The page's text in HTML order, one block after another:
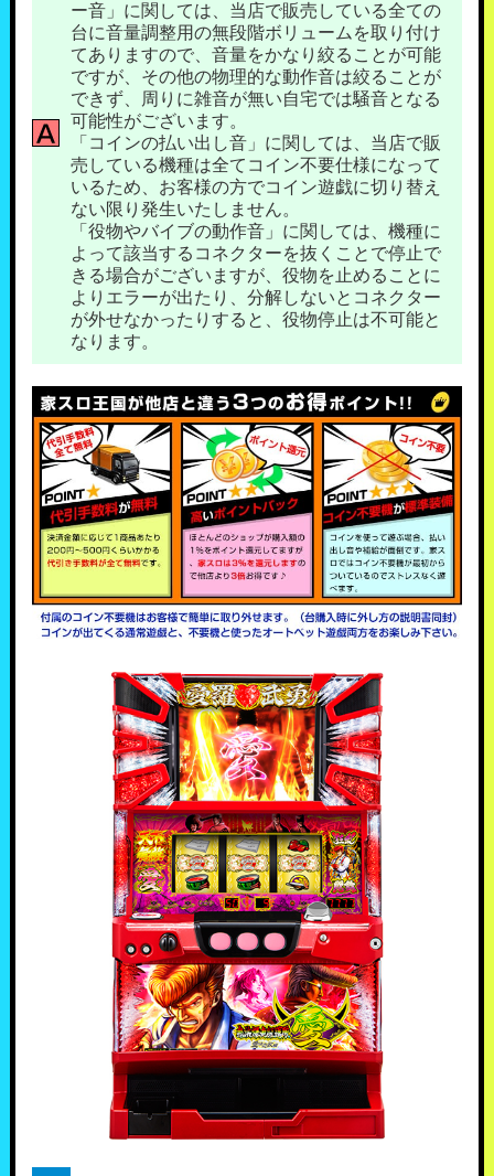
ー音」に関しては、当店で販売している全ての
台に音量調整用の無段階ボリュームを取り付け
てありますので、音量をかなり絞ることが可能
ですが、その他の物理的な動作音は絞ることが
できず、周りに雑音が無い自宅では騒音となる
可能性がございます。
「コインの払い出し音」に関しては、当店で販
売している機種は全てコイン不要仕様になって
いるため、お客様の方でコイン遊戯に切り替え
ない限り発生いたしません。
「役物やバイブの動作音」に関しては、機種に
よって該当するコネクターを抜くことで停止で
きる場合がございますが、役物を止めることに
よりエラーが出たり、分解しないとコネクター
が外せなかったりすると、役物停止は不可能と
なります。